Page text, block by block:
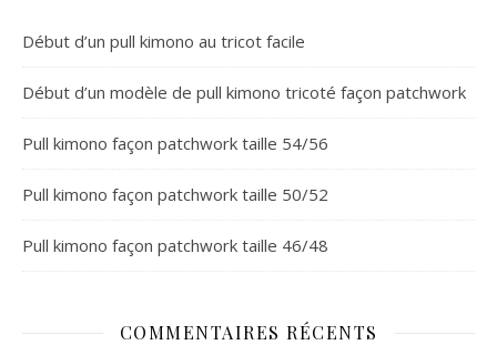
Début d’un pull kimono au tricot facile
Début d’un modèle de pull kimono tricoté façon patchwork
Pull kimono façon patchwork taille 54/56
Pull kimono façon patchwork taille 50/52
Pull kimono façon patchwork taille 46/48
COMMENTAIRES RÉCENTS